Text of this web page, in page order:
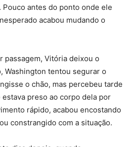
antes do ponto onde ele
acabou mudando o
passagem, Vitória deixou o
Washington tentou segurar o
o chão, mas percebeu tarde
preso ao corpo dela por
rápido, acabou encostando
constrangido com a situação.